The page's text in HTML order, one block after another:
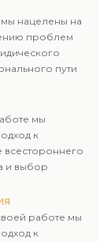
нацелены на
проблем
пути
мы
к
и выбор
работе мы
к